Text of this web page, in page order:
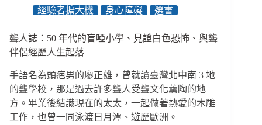
己
的
語
名
經驗者擴大機 身心障礙 選書
聾人誌：50 年代的盲啞小學、見證白色恐怖、與聾
伴侶經歷人生起落
手語名為頭疤男的廖正雄，曾就讀臺灣北中南 3 地
的聾學校，那是過去許多聾人受聾文化薰陶的地
方。畢業後結識現在的太太，一起做著熱愛的木雕
工作，也曾一同泳渡日月潭、遊歷歐洲。